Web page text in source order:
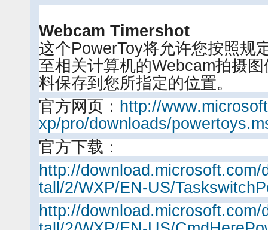
Webcam Timershot
这个PowerToy将允许您按照规
至相关计算机的Webcam拍摄
料保存到您所指定的位置。
官方网页： http://
xp/pro/downloads/
官方下载：
http://
tall/2/WXP/EN-US/
http://